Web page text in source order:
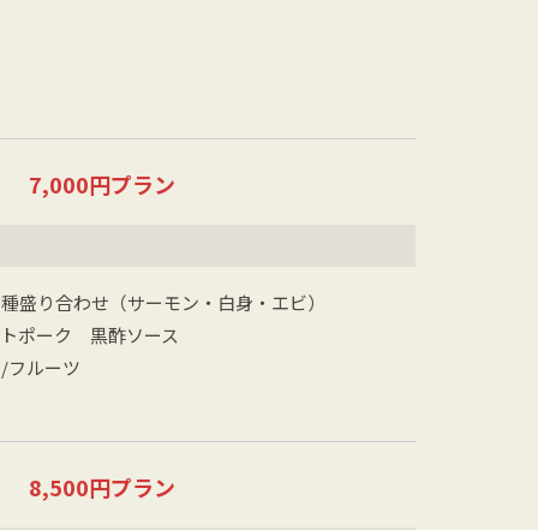
7,000円プラン
盛り合わせ（サーモン・白身・エビ）
ポーク 黒酢ソース
フルーツ
8,500円プラン